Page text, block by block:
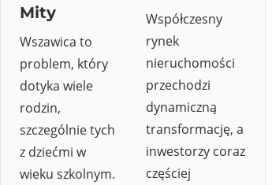
Mity
Wszawica to
problem, który
dotyka wiele
rodzin,
szczególnie tych
z dziećmi w
wieku szkolnym.
Współczesny
rynek
nieruchomości
przechodzi
dynamiczną
transformację, a
inwestorzy coraz
częściej